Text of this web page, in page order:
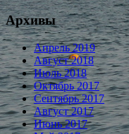
Архивы
Апрель 2019
Август 2018
Июль 2018
Октябрь 2017
Сентябрь 2017
Август 2017
Июнь 2017